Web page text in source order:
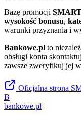
Bazę promocji
wysokość bonusu,
warunki przyznania i
Bankowe.pl to
obsługi konta
zawsze zweryfikuj jej
Oficjalna strona
B
bankowe.pl